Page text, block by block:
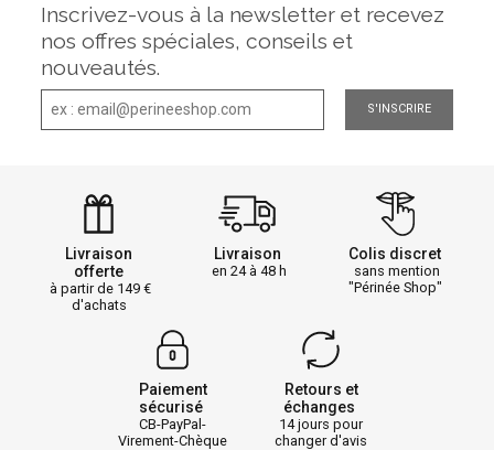
Inscrivez-vous à la newsletter et recevez
nos offres spéciales, conseils et
nouveautés.
S'INSCRIRE
Livraison
offerte
à partir de 149
d'achats
Livraison
en 24 à 48 h
Colis discret
sans mention
"Périnée Shop"
Paiement
sécurisé
CB-PayPal-
Virement-Chèque
Retours et
échanges
14 jours pour
changer d'avis